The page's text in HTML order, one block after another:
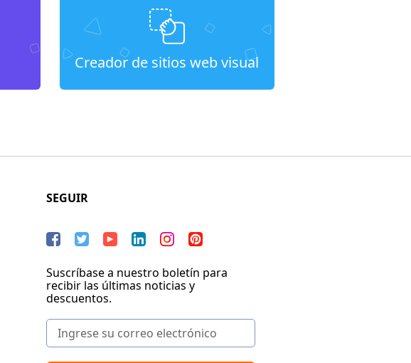
Creador de sitios web visual
SEGUIR
Suscríbase a nuestro boletín para
recibir las últimas noticias y
descuentos.